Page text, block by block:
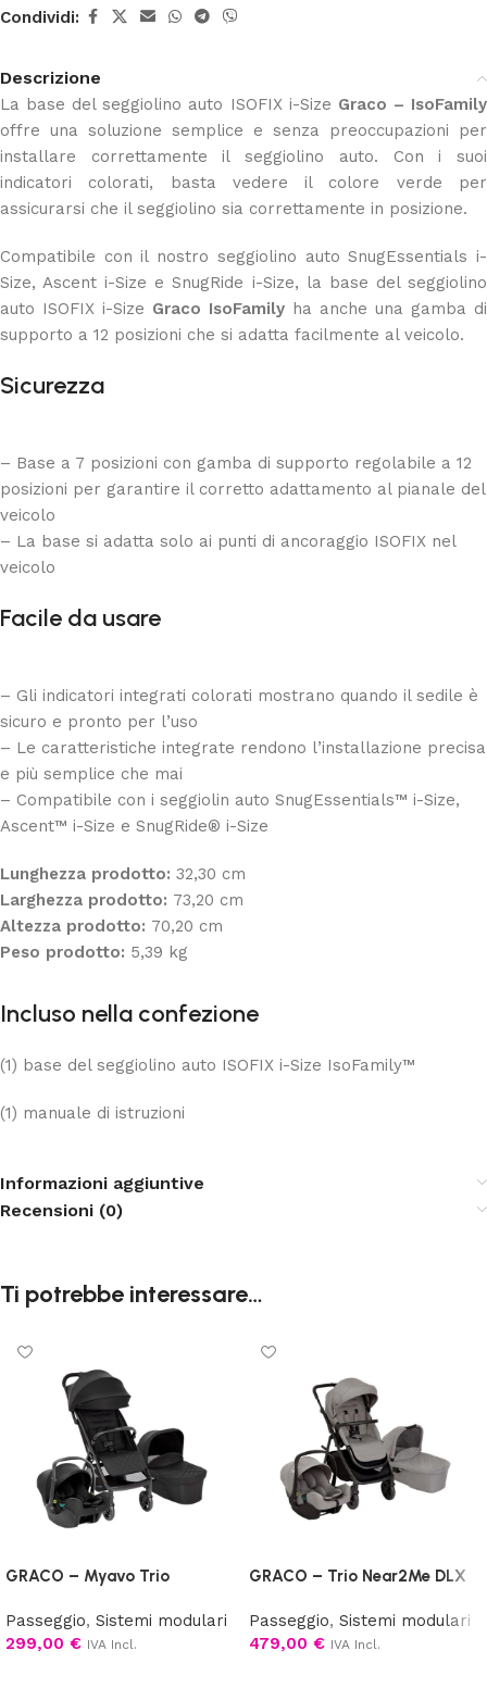
Condividi:
Descrizione
La base del seggiolino auto ISOFIX i-Size Graco – IsoFamily
offre una soluzione semplice e senza preoccupazioni per
installare correttamente il seggiolino auto. Con i suoi
indicatori colorati, basta vedere il colore verde per
assicurarsi che il seggiolino sia correttamente in posizione.
Compatibile con il nostro seggiolino auto SnugEssentials i-
Size, Ascent i-Size e SnugRide i-Size, la base del seggiolino
auto ISOFIX i-Size Graco IsoFamily ha anche una gamba di
supporto a 12 posizioni che si adatta facilmente al veicolo.
Sicurezza
– Base a 7 posizioni con gamba di supporto regolabile a 12
posizioni per garantire il corretto adattamento al pianale del
veicolo
– La base si adatta solo ai punti di ancoraggio ISOFIX nel
veicolo
Facile da usare
– Gli indicatori integrati colorati mostrano quando il sedile è
sicuro e pronto per l’uso
– Le caratteristiche integrate rendono l’installazione precisa
e più semplice che mai
– Compatibile con i seggiolin auto SnugEssentials™ i-Size,
Ascent™ i-Size e SnugRide® i-Size
Lunghezza prodotto: 32,30 cm
Larghezza prodotto: 73,20 cm
Altezza prodotto: 70,20 cm
Peso prodotto: 5,39 kg
Incluso nella confezione
(1) base del seggiolino auto ISOFIX i-Size IsoFamily™
(1) manuale di istruzioni
Informazioni aggiuntive
Recensioni (0)
Ti potrebbe interessare…
GRACO – Myavo Trio
Passeggio, Sistemi modulari
299,00 € IVA Incl.
GRACO – Trio Near2Me DLX
Passeggio, Sistemi modulari
479,00 € IVA Incl.